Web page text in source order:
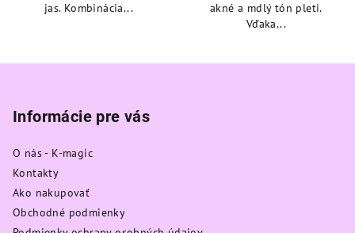
jas. Kombinácia...
akné a mdlý tón pleti.
Vďaka...
Informácie pre vás
O nás - K-magic
Kontakty
Ako nakupovať
Obchodné podmienky